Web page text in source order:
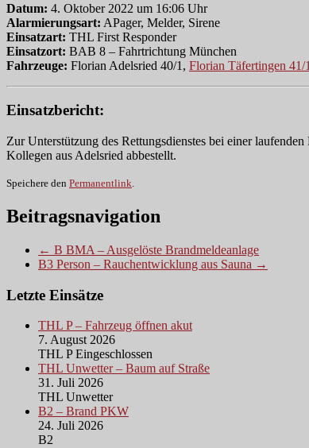
Datum: 4. Oktober 2022 um 16:06 Uhr
Alarmierungsart: APager, Melder, Sirene
Einsatzart: THL First Responder
Einsatzort: BAB 8 – Fahrtrichtung München
Fahrzeuge: Florian Adelsried 40/1, Florian Täfertingen 41/1
Einsatzbericht:
Zur Unterstützung des Rettungsdienstes bei einer
Kollegen aus Adelsried abbestellt.
Speichere den Permanentlink.
Beitragsnavigation
← B BMA – Ausgelöste Brandmeldeanlage
B3 Person – Rauchentwicklung aus Sauna →
Letzte Einsätze
THL P – Fahrzeug öffnen akut
7. August 2026
THL P Eingeschlossen
THL Unwetter – Baum auf Straße
31. Juli 2026
THL Unwetter
B2 – Brand PKW
24. Juli 2026
B2